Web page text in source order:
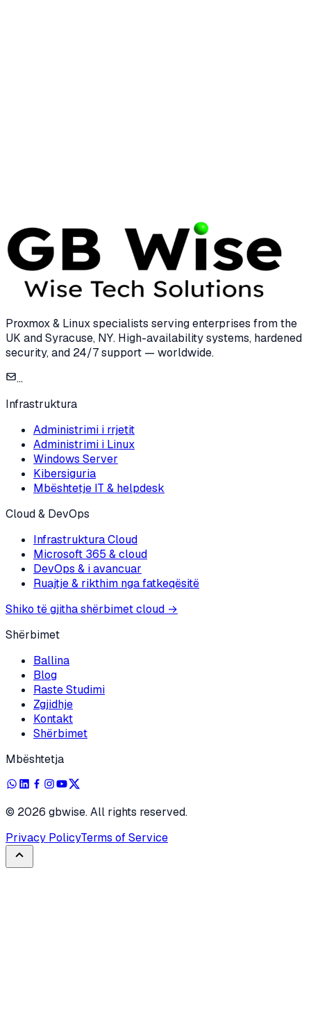
Proxmox & Linux specialists serving enterprises from the
UK and Syracuse, NY. High-availability systems, hardened
security, and 24/7 support — worldwide.
...
Infrastruktura
Administrimi i rrjetit
Administrimi i Linux
Windows Server
Kibersiguria
Mbështetje IT & helpdesk
Cloud & DevOps
Infrastruktura Cloud
Microsoft 365 & cloud
DevOps & i avancuar
Ruajtje & rikthim nga fatkeqësitë
Shiko të gjitha shërbimet cloud →
Shërbimet
Ballina
Blog
Raste Studimi
Zgjidhje
Kontakt
Shërbimet
Mbështetja
© 2026 gbwise. All rights reserved.
Privacy PolicyTerms of Service